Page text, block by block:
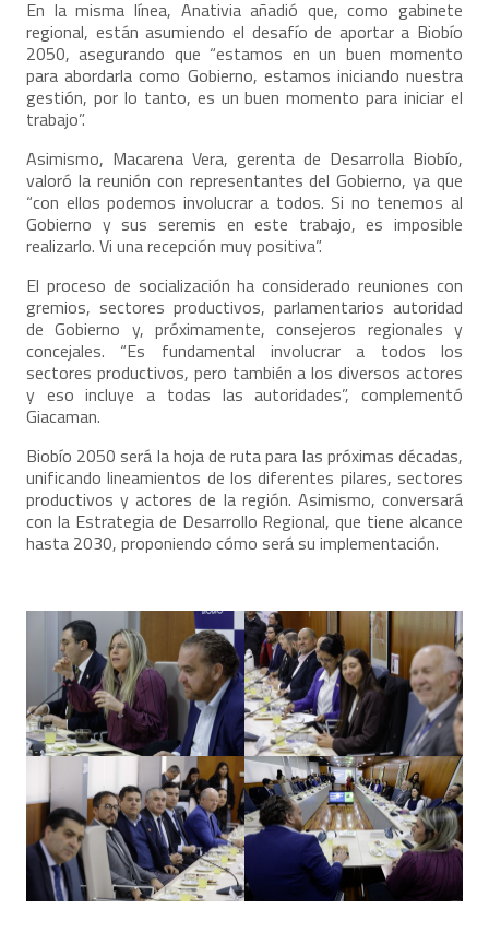
En la misma línea, Anativia añadió que, como gabinete
regional, están asumiendo el desafío de aportar a Biobío
2050, asegurando que “estamos en un buen momento
para abordarla como Gobierno, estamos iniciando nuestra
gestión, por lo tanto, es un buen momento para iniciar el
trabajo”.
Asimismo, Macarena Vera, gerenta de Desarrolla Biobío,
valoró la reunión con representantes del Gobierno, ya que
“con ellos podemos involucrar a todos. Si no tenemos al
Gobierno y sus seremis en este trabajo, es imposible
realizarlo. Vi una recepción muy positiva”.
El proceso de socialización ha considerado reuniones con
gremios, sectores productivos, parlamentarios autoridad
de Gobierno y, próximamente, consejeros regionales y
concejales. “Es fundamental involucrar a todos los
sectores productivos, pero también a los diversos actores
y eso incluye a todas las autoridades”, complementó
Giacaman.
Biobío 2050 será la hoja de ruta para las próximas décadas,
unificando lineamientos de los diferentes pilares, sectores
productivos y actores de la región. Asimismo, conversará
con la Estrategia de Desarrollo Regional, que tiene alcance
hasta 2030, proponiendo cómo será su implementación.